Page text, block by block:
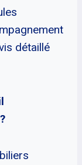
détaillé